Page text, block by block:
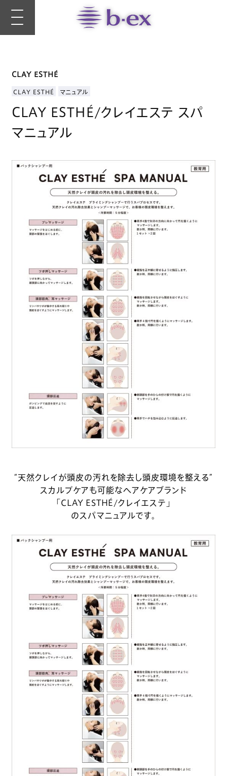
CLAY ESTHÉ
CLAY ESTHÉ マニュアル
CLAY ESTHÉ/クレイエステ スパ
マニュアル
“天然クレイが頭皮の汚れを除去し頭皮環境を整える”
スカルプケアも可能なヘアケアブランド
「CLAY ESTHÉ/クレイエステ」
のスパマニュアルです。